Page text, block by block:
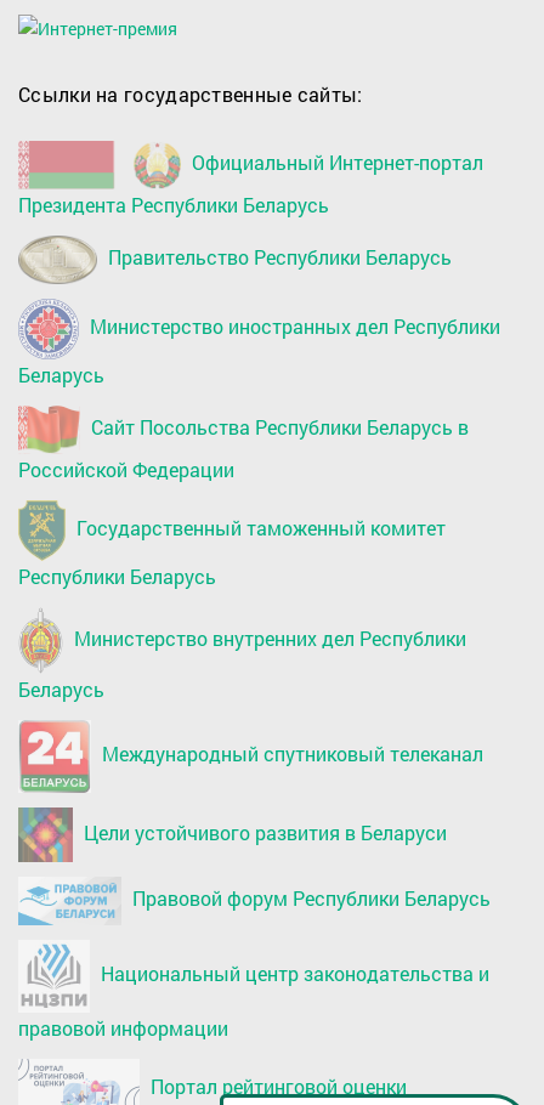
Ссылки на государственные сайты:
Официальный Интернет-портал
Президента Республики Беларусь
Правительство Республики Беларусь
Министерство иностранных дел Республики
Беларусь
Сайт Посольства Республики Беларусь в
Российской Федерации
Государственный таможенный комитет
Республики Беларусь
Министерство внутренних дел Республики
Беларусь
Международный спутниковый телеканал
Цели устойчивого развития в Беларуси
Правовой форум Республики Беларусь
Национальный центр законодательства и
правовой информации
Портал рейтинговой оценки